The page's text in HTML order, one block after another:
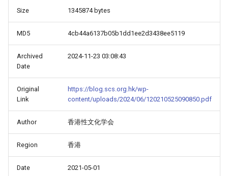
Size 1345874 bytes
MD5 4cb44a6137b05b1dd1ee2d3438ee5119
Archived
Date
2024-11-23 03:08:43
Original
Link
https://blog.scs.org.hk/wp-
content/uploads/2024/06/120210525090850.pdf
Author 香港性文化学会
Region 香港
Date 2021-05-01